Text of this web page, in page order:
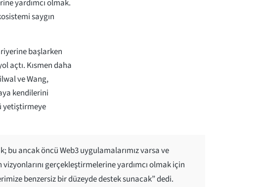
yardımcı olmak.
saygın
başlarken
açtı. Kısmen daha
ve Wang,
kendilerini
yetiştirmeye
bu ancak öncü Web3 uygulamalarımız varsa ve
gerçekleştirmelerine yardımcı olmak için
benzersiz bir düzeyde destek sunacak” dedi.